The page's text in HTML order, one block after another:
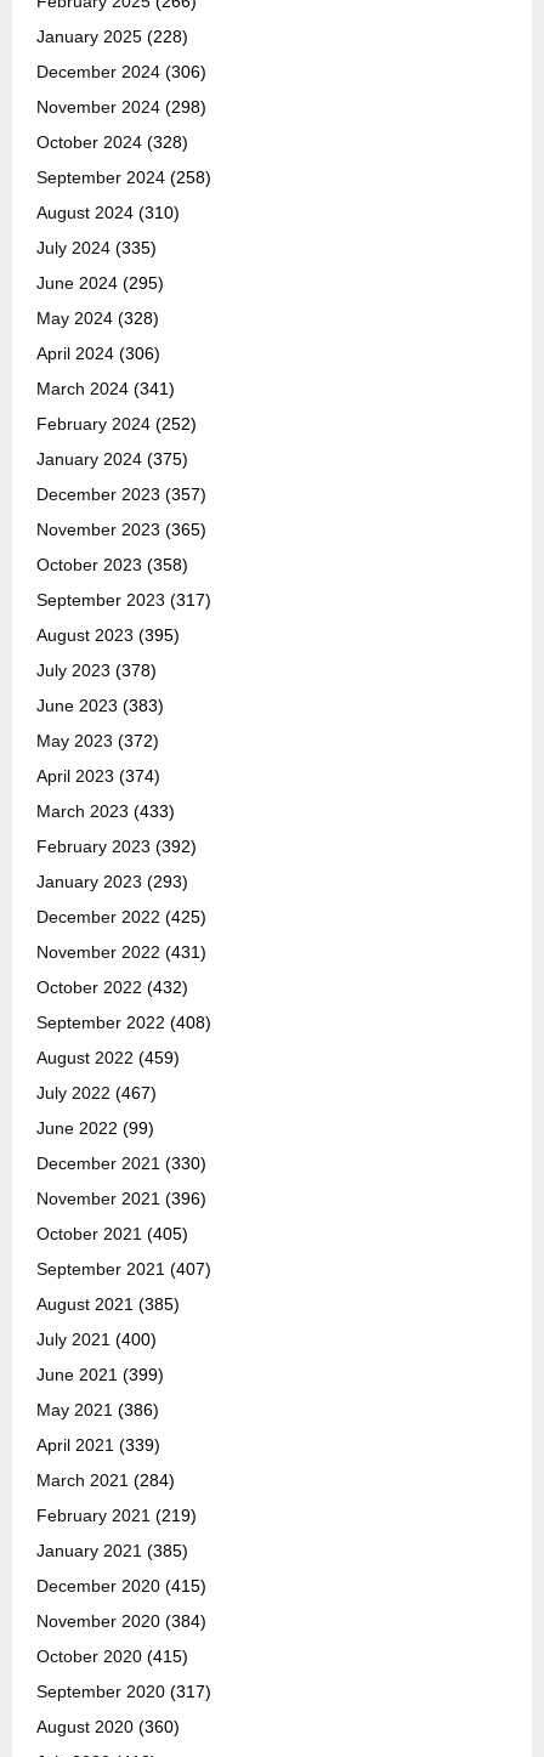
January 2025 (228)
December 2024 (306)
November 2024 (298)
October 2024 (328)
September 2024 (258)
August 2024 (310)
July 2024 (335)
June 2024 (295)
May 2024 (328)
April 2024 (306)
March 2024 (341)
February 2024 (252)
January 2024 (375)
December 2023 (357)
November 2023 (365)
October 2023 (358)
September 2023 (317)
August 2023 (395)
July 2023 (378)
June 2023 (383)
May 2023 (372)
April 2023 (374)
March 2023 (433)
February 2023 (392)
January 2023 (293)
December 2022 (425)
November 2022 (431)
October 2022 (432)
September 2022 (408)
August 2022 (459)
July 2022 (467)
June 2022 (99)
December 2021 (330)
November 2021 (396)
October 2021 (405)
September 2021 (407)
August 2021 (385)
July 2021 (400)
June 2021 (399)
May 2021 (386)
April 2021 (339)
March 2021 (284)
February 2021 (219)
January 2021 (385)
December 2020 (415)
November 2020 (384)
October 2020 (415)
September 2020 (317)
August 2020 (360)